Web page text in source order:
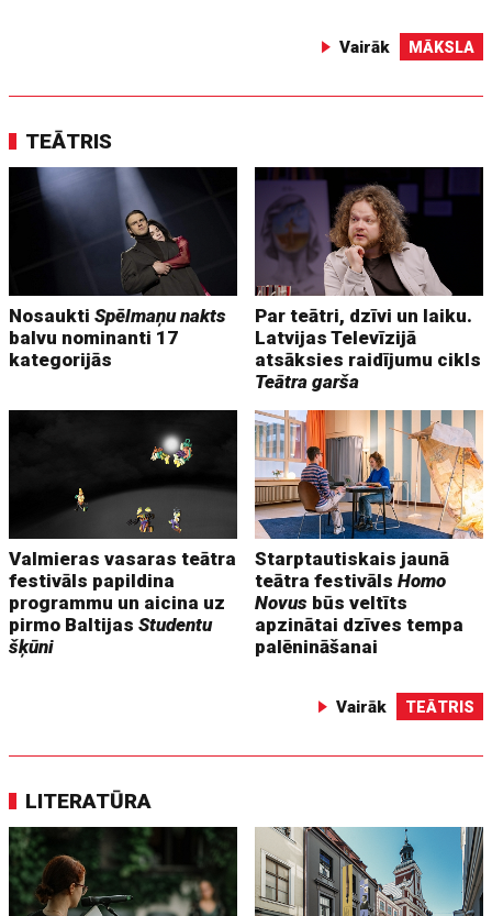
Vairāk MĀKSLA
TEĀTRIS
NosauktiSpēlmaņu nakts
balvu nominanti 17
kategorijās
Par teātri, dzīvi un laiku.
Latvijas Televīzijā
atsāksies raidījumu cikls
Teātra garša
Valmieras vasaras teātra
festivāls papildina
programmu un aicina uz
pirmo BaltijasStudentu
šķūni
Starptautiskais jaunā
teātra festivālsHomo
Novus būs veltīts
apzinātai dzīves tempa
palēnināšanai
Vairāk TEĀTRIS
LITERATŪRA